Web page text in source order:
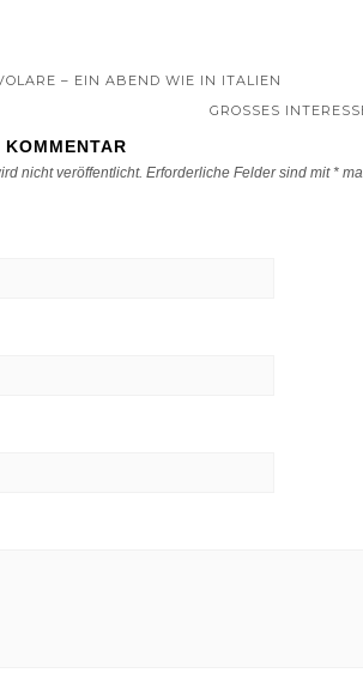
– EIN ABEND WIE IN ITALIEN
GROSSES
nicht veröffentlicht. Erforderliche Felder sind mit*